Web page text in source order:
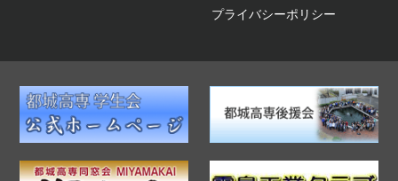
プライバシーポリシー